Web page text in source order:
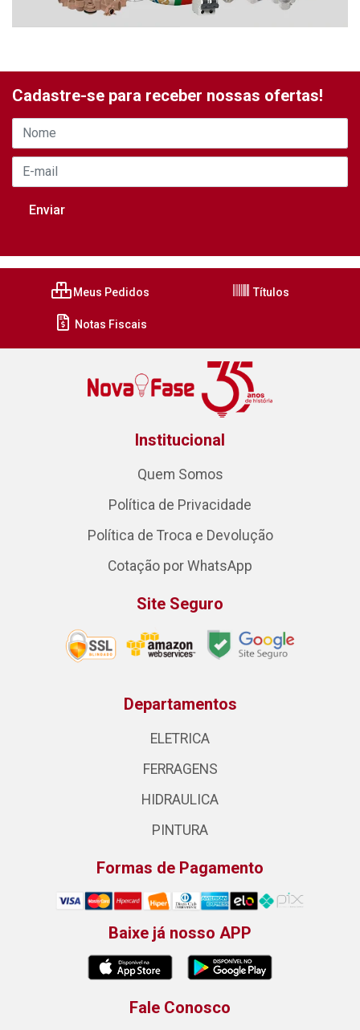
Cadastre-se para receber nossas ofertas!
Meus Pedidos Títulos
Notas Fiscais
Institucional
Quem Somos
Política de Privacidade
Política de Troca e Devolução
Cotação por WhatsApp
Site Seguro
Departamentos
ELETRICA
FERRAGENS
HIDRAULICA
PINTURA
Formas de Pagamento
Baixe já nosso APP
Fale Conosco